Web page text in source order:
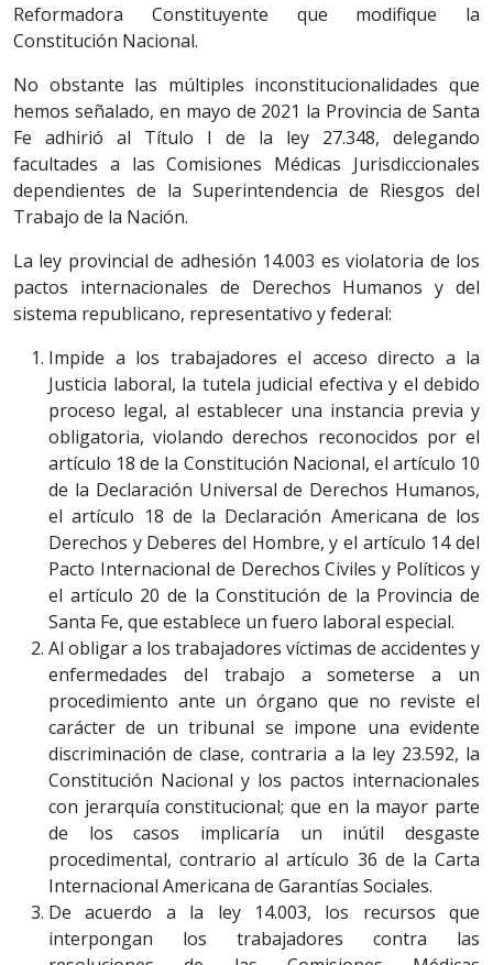
Reformadora Constituyente que modifique la
Constitución Nacional.
No obstante las múltiples inconstitucionalidades que
hemos señalado, en mayo de 2021 la Provincia de Santa
Fe adhirió al Título I de la ley 27.348, delegando
facultades a las Comisiones Médicas Jurisdiccionales
dependientes de la Superintendencia de Riesgos del
Trabajo de la Nación.
La ley provincial de adhesión 14.003 es violatoria de los
pactos internacionales de Derechos Humanos y del
sistema republicano, representativo y federal:
Impide a los trabajadores el acceso directo a la
Justicia laboral, la tutela judicial efectiva y el debido
proceso legal, al establecer una instancia previa y
obligatoria, violando derechos reconocidos por el
artículo 18 de la Constitución Nacional, el artículo 10
de la Declaración Universal de Derechos Humanos,
el artículo 18 de la Declaración Americana de los
Derechos y Deberes del Hombre, y el artículo 14 del
Pacto Internacional de Derechos Civiles y Políticos y
el artículo 20 de la Constitución de la Provincia de
Santa Fe, que establece un fuero laboral especial.
Al obligar a los trabajadores víctimas de accidentes y
enfermedades del trabajo a someterse a un
procedimiento ante un órgano que no reviste el
carácter de un tribunal se impone una evidente
discriminación de clase, contraria a la ley 23.592, la
Constitución Nacional y los pactos internacionales
con jerarquía constitucional; que en la mayor parte
de los casos implicaría un inútil desgaste
procedimental, contrario al artículo 36 de la Carta
Internacional Americana de Garantías Sociales.
De acuerdo a la ley 14.003, los recursos que
interpongan los trabajadores contra las